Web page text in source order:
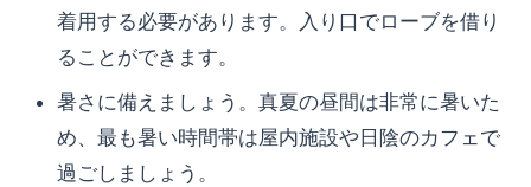
着用する必要があります。入り口でローブを借り
ることができます。
暑さに備えましょう。真夏の昼間は非常に暑いた
め、最も暑い時間帯は屋内施設や日陰のカフェで
過ごしましょう。